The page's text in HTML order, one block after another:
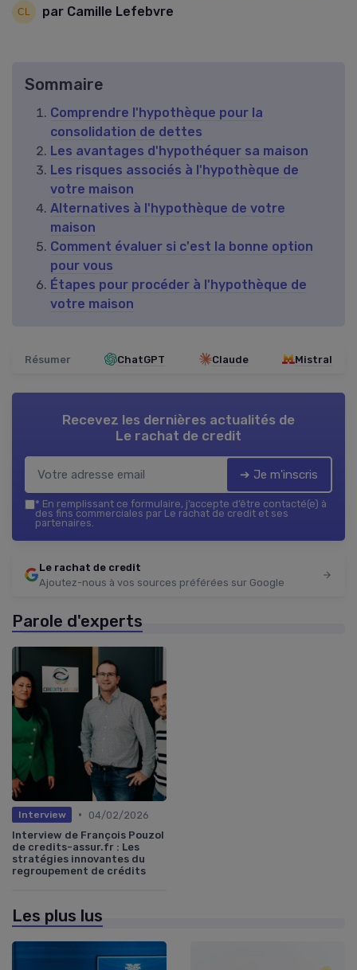
par Camille Lefebvre
Sommaire
Comprendre l'hypothèque pour la
consolidation de dettes
Les avantages d'hypothéquer sa maison
Les risques associés à l'hypothèque de
votre maison
Alternatives à l'hypothèque de votre
maison
Comment évaluer si c'est la bonne option
pour vous
Étapes pour procéder à l'hypothèque de
votre maison
Résumer ChatGPT Claude Mistral
Recevez les dernières actualités de
Le rachat de credit
➔ Je m'inscris
* En remplissant ce formulaire, j’accepte d’être contacté(e) à
des fins commerciales par Le rachat de credit et ses
partenaires.
Le rachat de credit
Ajoutez-nous à vos sources préférées sur Google
Parole d'experts
Interview •
04/02/2026
Interview de François Pouzol
de credits-assur.fr : Les
stratégies innovantes du
regroupement de crédits
Les plus lus